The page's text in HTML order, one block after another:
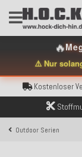
🔥
⚠️ Nur
Kostenloser
Über
Sicher
Kostenloser
Über
Sicher
Kostenloser
Outdoor Serien